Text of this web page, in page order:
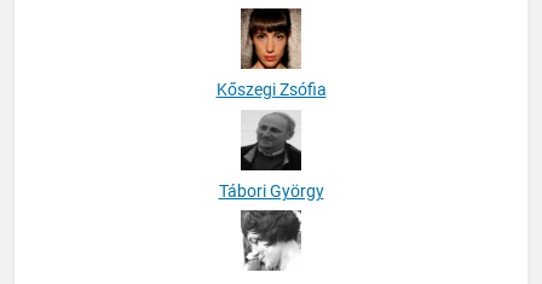
Kőszegi Zsófia
Tábori György